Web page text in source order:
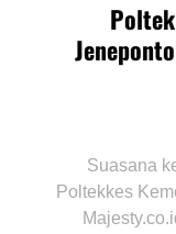
Suasana
Poltekkes